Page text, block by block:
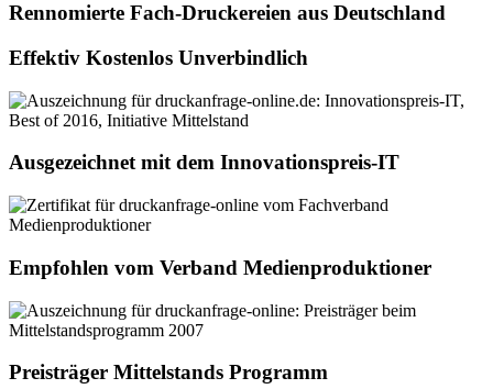
Rennomierte Fach-Druckereien aus Deutschland
Effektiv Kostenlos Unverbindlich
Ausgezeichnet mit dem Innovationspreis-IT
Empfohlen vom Verband Medienproduktioner
Preisträger Mittelstands Programm